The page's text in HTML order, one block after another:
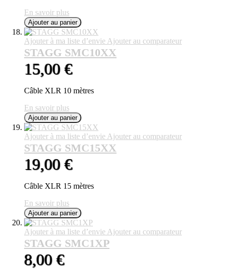
En savoir plus
Ajouter au panier
Ajouter à ma liste d’envie Ajouter au comparateur
STAGG SMC10XX
15,00 €
Câble XLR 10 mètres
En savoir plus
Ajouter au panier
Ajouter à ma liste d’envie Ajouter au comparateur
STAGG SMC15XX
19,00 €
Câble XLR 15 mètres
En savoir plus
Ajouter au panier
Ajouter à ma liste d’envie Ajouter au comparateur
STAGG SMC1XP
8,00 €